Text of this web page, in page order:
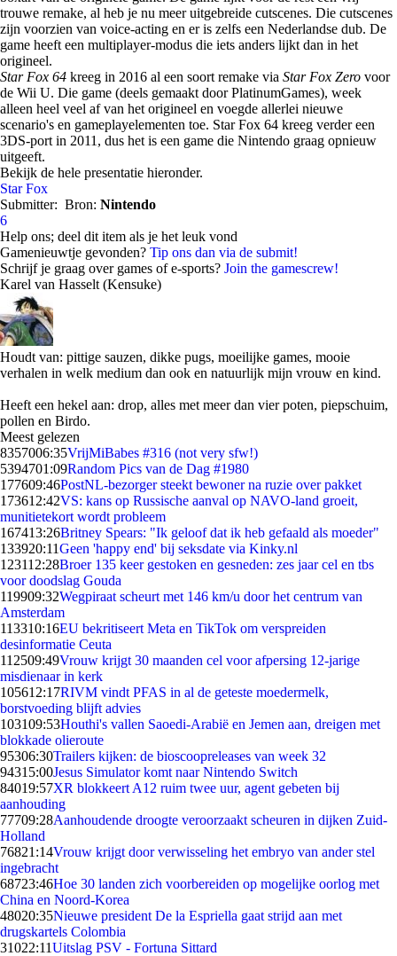
trouwe remake, al heb je nu meer uitgebreide cutscenes. Die cutscenes
zijn voorzien van voice-acting en er is zelfs een Nederlandse dub. De
game heeft een multiplayer-modus die iets anders lijkt dan in het
origineel.
Star Fox 64 kreeg in 2016 al een soort remake via Star Fox Zero voor
de Wii U. Die game (deels gemaakt door PlatinumGames), week
alleen heel veel af van het origineel en voegde allerlei nieuwe
scenario's en gameplayelementen toe. Star Fox 64 kreeg verder een
3DS-port in 2011, dus het is een game die Nintendo graag opnieuw
uitgeeft.
Bekijk de hele presentatie hieronder.
Star Fox
Submitter: Bron: Nintendo
6
Help ons; deel dit item als je het leuk vond
Gamenieuwtje gevonden? Tip ons dan via de submit!
Schrijf je graag over games of e-sports? Join the gamescrew!
Karel van Hasselt (Kensuke)
Houdt van: pittige sauzen, dikke pugs, moeilijke games, mooie
verhalen in welk medium dan ook en natuurlijk mijn vrouw en kind.
Heeft een hekel aan: drop, alles met meer dan vier poten, piepschuim,
pollen en Birdo.
Meest gelezen
8357006:35VrijMiBabes #316 (not very sfw!)
5394701:09Random Pics van de Dag #1980
177609:46PostNL-bezorger steekt bewoner na ruzie over pakket
173612:42VS: kans op Russische aanval op NAVO-land groeit,
munitietekort wordt probleem
167413:26Britney Spears: "Ik geloof dat ik heb gefaald als moeder"
133920:11Geen 'happy end' bij seksdate via Kinky.nl
123112:28Broer 135 keer gestoken en gesneden: zes jaar cel en tbs
voor doodslag Gouda
119909:32Wegpiraat scheurt met 146 km/u door het centrum van
Amsterdam
113310:16EU bekritiseert Meta en TikTok om verspreiden
desinformatie Ceuta
112509:49Vrouw krijgt 30 maanden cel voor afpersing 12-jarige
misdienaar in kerk
105612:17RIVM vindt PFAS in al de geteste moedermelk,
borstvoeding blijft advies
103109:53Houthi's vallen Saoedi-Arabië en Jemen aan, dreigen met
blokkade olieroute
95306:30Trailers kijken: de bioscoopreleases van week 32
94315:00Jesus Simulator komt naar Nintendo Switch
84019:57XR blokkeert A12 ruim twee uur, agent gebeten bij
aanhouding
77709:28Aanhoudende droogte veroorzaakt scheuren in dijken Zuid-
Holland
76821:14Vrouw krijgt door verwisseling het embryo van ander stel
ingebracht
68723:46Hoe 30 landen zich voorbereiden op mogelijke oorlog met
China en Noord-Korea
48020:35Nieuwe president De la Espriella gaat strijd aan met
drugskartels Colombia
31022:11Uitslag PSV - Fortuna Sittard